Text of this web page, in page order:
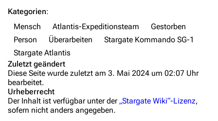
Zeitleiste
Fanprojekte
Kommerzielles
Hilfe
Kategorien:
Mensch
Atlantis-Expeditionsteam
Gestorben
Person
Überarbeiten
Stargate Kommando SG-1
Stargate Atlantis
Zuletzt geändert
Diese Seite wurde zuletzt am 3. Mai 2024 um 02:07 Uhr
bearbeitet.
Urheberrecht
Der Inhalt ist verfügbar unter der „Stargate Wiki“-Lizenz,
sofern nicht anders angegeben.